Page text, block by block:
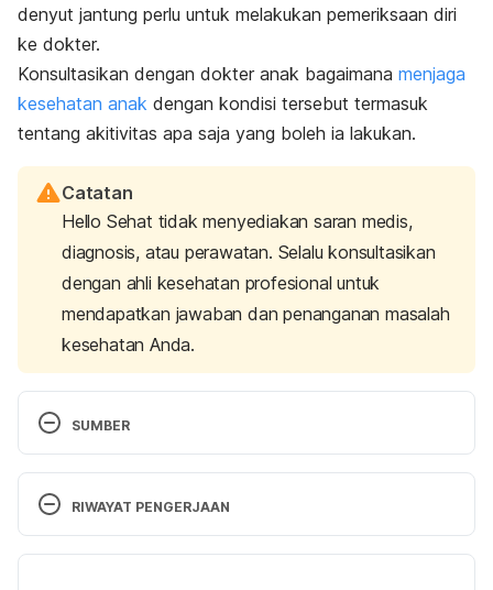
denyut jantung perlu untuk melakukan pemeriksaan diri
ke dokter.
Konsultasikan dengan dokter anak bagaimana menjaga
kesehatan anak dengan kondisi tersebut termasuk
tentang akitivitas apa saja yang boleh ia lakukan.
Catatan
Hello Sehat tidak menyediakan saran medis,
diagnosis, atau perawatan. Selalu konsultasikan
dengan ahli kesehatan profesional untuk
mendapatkan jawaban dan penanganan masalah
kesehatan Anda.
SUMBER
Nemours KidsHealth. (2021). Retrieved 30 October
2023, from
RIWAYAT PENGERJAAN